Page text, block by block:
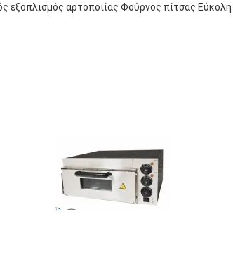
εξοπλισμός αρτοποιίας Φούρνος πίτσας